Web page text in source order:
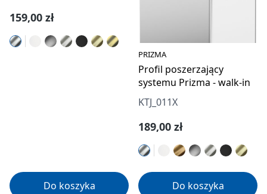
Cena regularna:
159,00 zł
Do koszyka
PRIZMA
Profil poszerzający
systemu Prizma - walk-in
KTJ_011X
Cena regularna:
189,00 zł
Do koszyka